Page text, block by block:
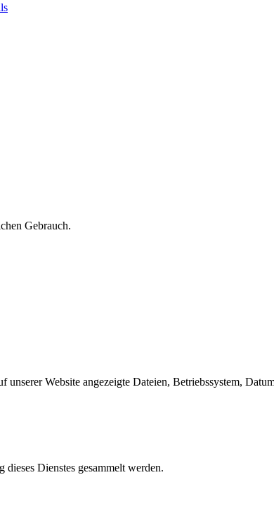
Gebrauch.
Website angezeigte Dateien, Betriebssystem,
Dienstes gesammelt werden.